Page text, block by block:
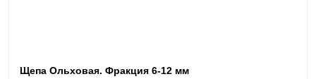
Щепа Ольховая. Фракция 6-12 мм